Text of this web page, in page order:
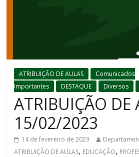
ATRIBUIÇÃO DE AULAS
Comunicados
Importantes
DESTAQUE Diversos
ATRIBUIÇÃO DE
15/02/2023
14 de fevereiro de 2023
ATRIBUIÇÃO DE AULAS, EDUCAÇÃO,